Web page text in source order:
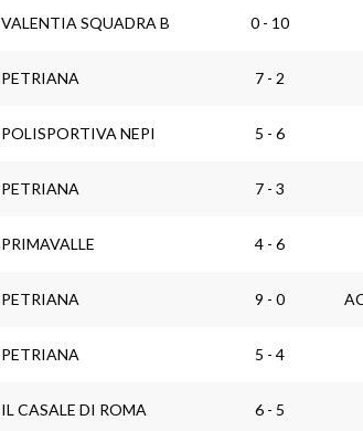
VALENTIA SQUADRA B 0 - 10
PETRIANA 7 - 2
POLISPORTIVA NEPI 5 - 6
PETRIANA 7 - 3
PRIMAVALLE 4 - 6
PETRIANA 9 - 0
PETRIANA 5 - 4
IL CASALE DI ROMA 6 - 5